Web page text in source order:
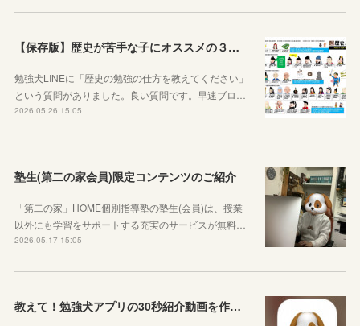
【保存版】歴史が苦手な子にオススメの３つの勉強法！オリジナルプリントもご紹介！
勉強犬LINEに「歴史の勉強の仕方を教えてください」
という質問がありました。良い質問です。早速ブロ…
2026.05.26 15:05
塾生(第二の家会員)限定コンテンツのご紹介
「第二の家」HOME個別指導塾の塾生(会員)は、授業
以外にも学習をサポートする充実のサービスが無料…
2026.05.17 15:05
教えて！勉強犬アプリの30秒紹介動画を作成しました